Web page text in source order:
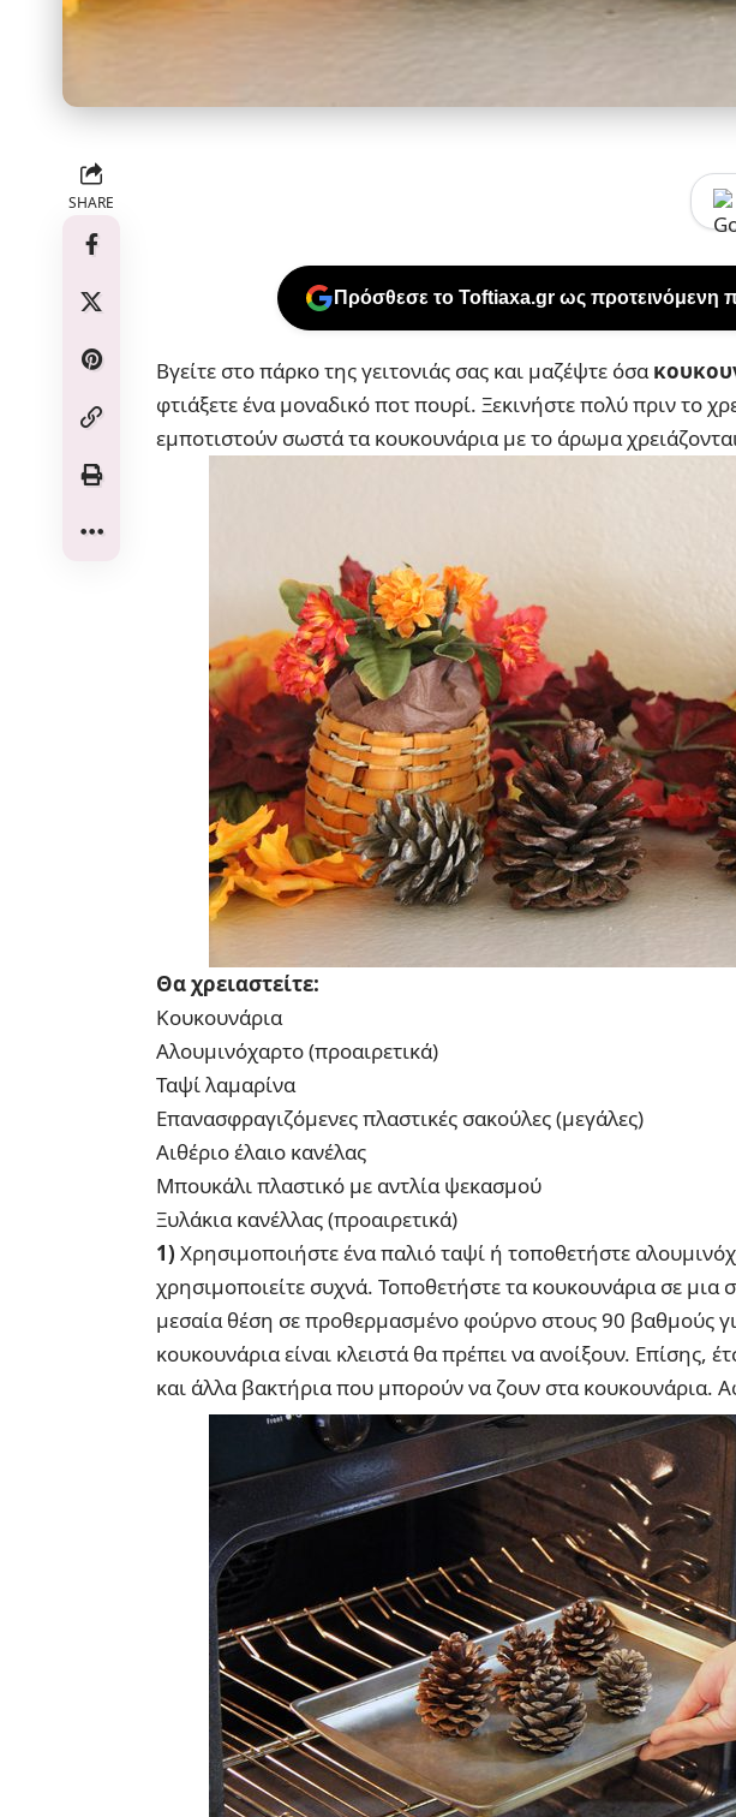
SHARE
Πρόσθεσε το Toftiaxa.gr ως προτεινόμενη
Βγείτε στο πάρκο της γειτονιάς σας και μαζέψτε όσα
φτιάξετε ένα μοναδικό ποτ πουρί. Ξεκινήστε πολύ πριν το
εμποτιστούν σωστά τα κουκουνάρια με το άρωμα
Θα χρειαστείτε:
Κουκουνάρια
Αλουμινόχαρτο (προαιρετικά)
Ταψί λαμαρίνα
Επανασφραγιζόμενες πλαστικές σακούλες (μεγάλες)
Αιθέριο έλαιο κανέλας
Μπουκάλι πλαστικό με αντλία ψεκασμού
Ξυλάκια κανέλλας (προαιρετικά)
1) Χρησιμοποιήστε ένα παλιό ταψί ή τοποθετήστε
χρησιμοποιείτε συχνά. Τοποθετήστε τα κουκουνάρια σε μια
μεσαία θέση σε προθερμασμένο φούρνο στους 90 βαθμούς
κουκουνάρια είναι κλειστά θα πρέπει να ανοίξουν. Επίσης,
και άλλα βακτήρια που μπορούν να ζουν στα κουκουνάρια.